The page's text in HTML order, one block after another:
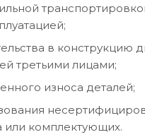
в конструкцию
третьими лицами;
износа деталей;
или комплектующих.